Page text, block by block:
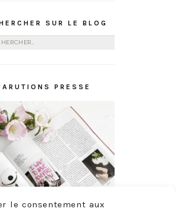
le consentement aux
SUR LE BLOG
:
PRESSE